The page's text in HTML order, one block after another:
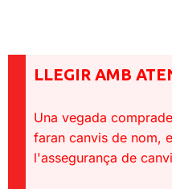
LLEGIR AMB
Una vegada
faran canvis de nom,
l'assegurança de